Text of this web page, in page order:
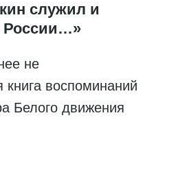
служил и
России…»
не
книга воспоминаний
Белого движения